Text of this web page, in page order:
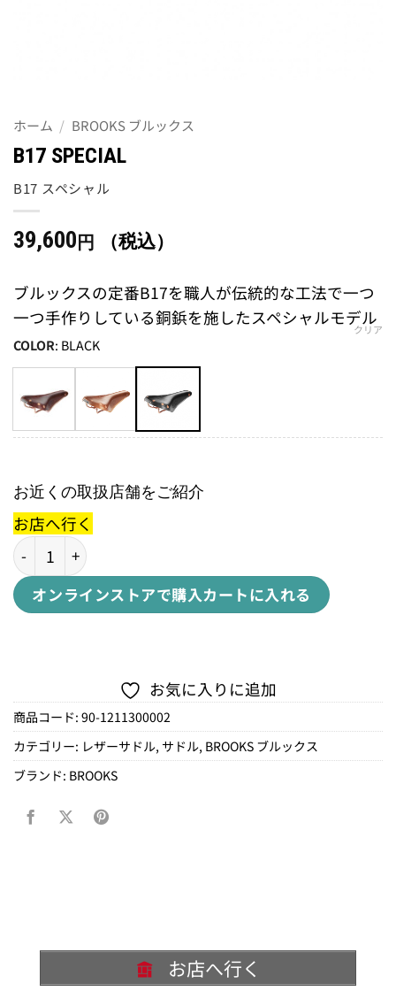
ホーム / BROOKS ブルックス
B17 SPECIAL
B17 スペシャル
39,600 円 （税込）
ブルックスの定番B17を職人が伝統的な工法で一つ
一つ手作りしている銅鋲を施したスペシャルモデル
COLOR: BLACK
クリア
お近くの取扱店舗をご紹介
お店へ行く
B17 SPECIALB17 スペシャル個
オンラインストアで購入カートに入れる
お気に入りに追加
商品コード: 90-1211300002
カテゴリー: レザーサドル, サドル, BROOKS ブルックス
ブランド: BROOKS
お店へ行く